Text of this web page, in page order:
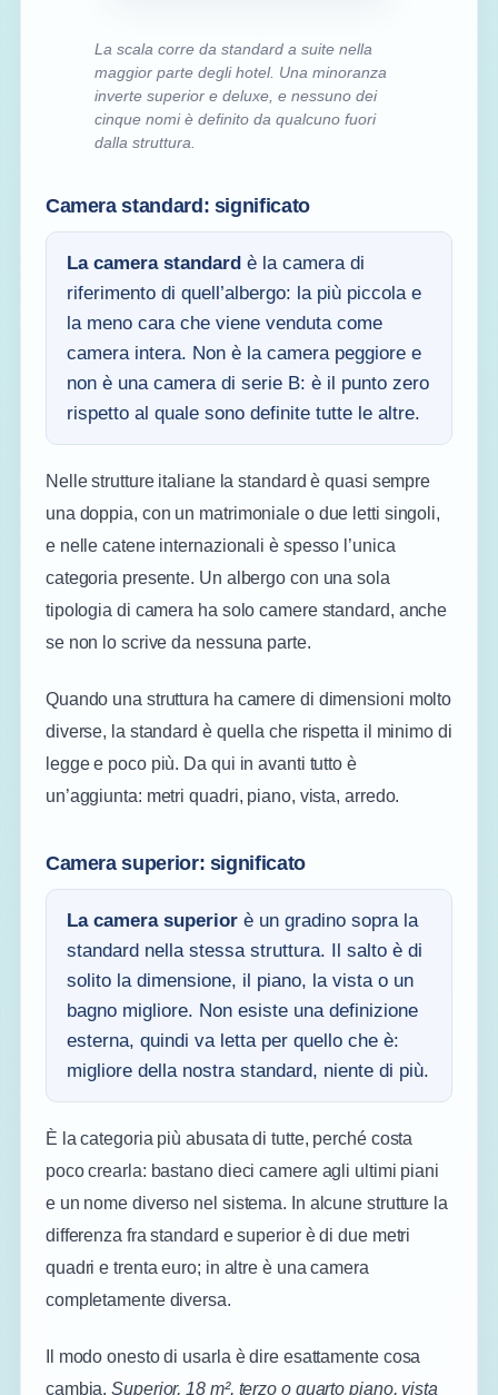
La scala corre da standard a suite nella
maggior parte degli hotel. Una minoranza
inverte superior e deluxe, e nessuno dei
cinque nomi è definito da qualcuno fuori
dalla struttura.
Camera standard: significato
La camera standard è la camera di
riferimento di quell’albergo: la più piccola e
la meno cara che viene venduta come
camera intera. Non è la camera peggiore e
non è una camera di serie B: è il punto zero
rispetto al quale sono definite tutte le altre.
Nelle strutture italiane la standard è quasi sempre
una doppia, con un matrimoniale o due letti singoli,
e nelle catene internazionali è spesso l’unica
categoria presente. Un albergo con una sola
tipologia di camera ha solo camere standard, anche
se non lo scrive da nessuna parte.
Quando una struttura ha camere di dimensioni molto
diverse, la standard è quella che rispetta il minimo di
legge e poco più. Da qui in avanti tutto è
un’aggiunta: metri quadri, piano, vista, arredo.
Camera superior: significato
La camera superiorè un gradino sopra la
standard nella stessa struttura. Il salto è di
solito la dimensione, il piano, la vista o un
bagno migliore. Non esiste una definizione
esterna, quindi va letta per quello che è:
migliore della nostra standard, niente di più.
È la categoria più abusata di tutte, perché costa
poco crearla: bastano dieci camere agli ultimi piani
e un nome diverso nel sistema. In alcune strutture la
differenza fra standard e superior è di due metri
quadri e trenta euro; in altre è una camera
completamente diversa.
Il modo onesto di usarla è dire esattamente cosa
cambia.Superior, 18 m², terzo o quarto piano, vista